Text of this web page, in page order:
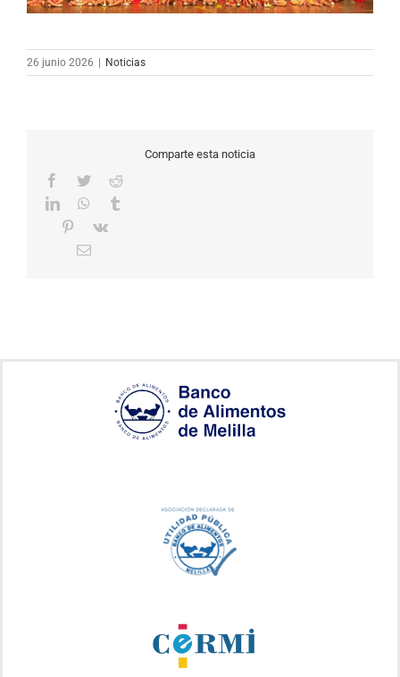
26 junio 2026 | Noticias
Comparte esta noticia
Facebook
TwitterReddit
LinkedInWhatsApp
Pinterest
Vk
Correo